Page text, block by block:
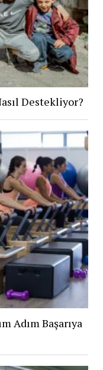
Destekliyor?
Adım Başarıya